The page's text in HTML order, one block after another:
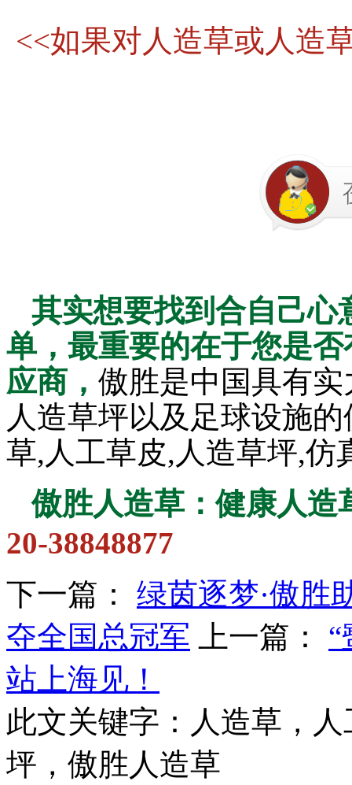
<<如果对人造草或人造
其实想要找到合自己心
单，最重要的在于您是
应商， 傲胜是中国具有
人造草坪以及足球设施
草,人工草皮,人造草坪,仿
傲胜人造草：健康人造
20-38848877
下一篇： 绿茵逐梦·傲胜
夺全国总冠军
上一篇：
站上海见！
此文关键字： 人造草，
坪，傲胜人造草